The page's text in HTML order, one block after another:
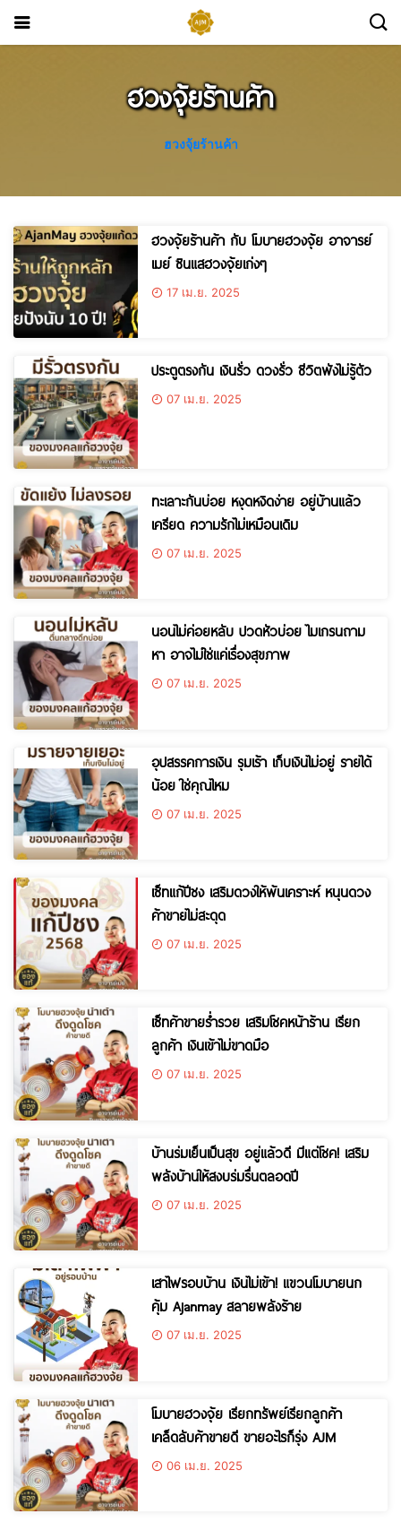
ฮวงจุ้ยร้านค้า
ฮวงจุ้ยร้านค้า
ฮวงจุ้ยร้านค้า กับ โมบายฮวงจุ้ย อาจารย์
เมย์ ซินแสฮวงจุ้ยเก่งๆ
17 เม.ย. 2025
ประตูตรงกัน เงินรั่ว ดวงรั่ว ชีวิตพังไม่รู้ตัว
07 เม.ย. 2025
ทะเลาะกันบ่อย หงุดหงิดง่าย อยู่บ้านแล้ว
เครียด ความรักไม่เหมือนเดิม
07 เม.ย. 2025
นอนไม่ค่อยหลับ ปวดหัวบ่อย ไมเกรนถาม
หา อาจไม่ใช่แค่เรื่องสุขภาพ
07 เม.ย. 2025
อุปสรรคการเงิน รุมเร้า เก็บเงินไม่อยู่ รายได้
น้อย ใช่คุณไหม
07 เม.ย. 2025
เซ็ทแก้ปีชง เสริมดวงให้พ้นเคราะห์ หนุนดวง
ค้าขายไม่สะดุด
07 เม.ย. 2025
เซ็ทค้าขายร่ำรวย เสริมโชคหน้าร้าน เรียก
ลูกค้า เงินเข้าไม่ขาดมือ
07 เม.ย. 2025
บ้านร่มเย็นเป็นสุข อยู่แล้วดี มีแต่โชค! เสริม
พลังบ้านให้สงบร่มรื่นตลอดปี
07 เม.ย. 2025
เสาไฟรอบบ้าน เงินไม่เข้า! แขวนโมบายนก
คุ้ม Ajanmay สลายพลังร้าย
07 เม.ย. 2025
โมบายฮวงจุ้ย เรียกทรัพย์เรียกลูกค้า
เคล็ดลับค้าขายดี ขายอะไรก็รุ่ง AJM
06 เม.ย. 2025